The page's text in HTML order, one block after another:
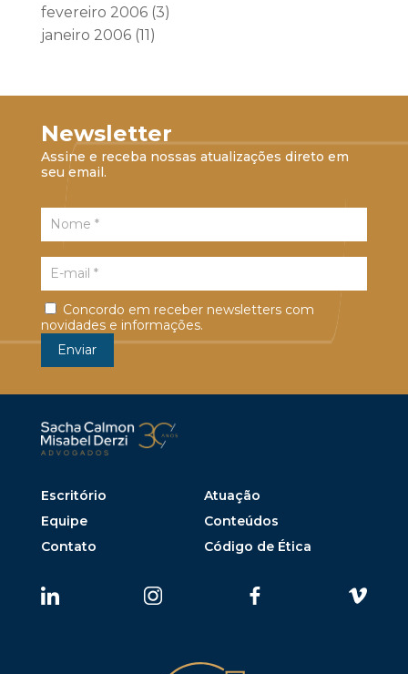
fevereiro 2006(3)
janeiro 2006(11)
Newsletter
Assine e receba nossas atualizações direto em
seu email.
Concordo em receber newsletters com
novidades e informações.
Escritório
Atuação
Equipe
Conteúdos
Contato
Código de Ética